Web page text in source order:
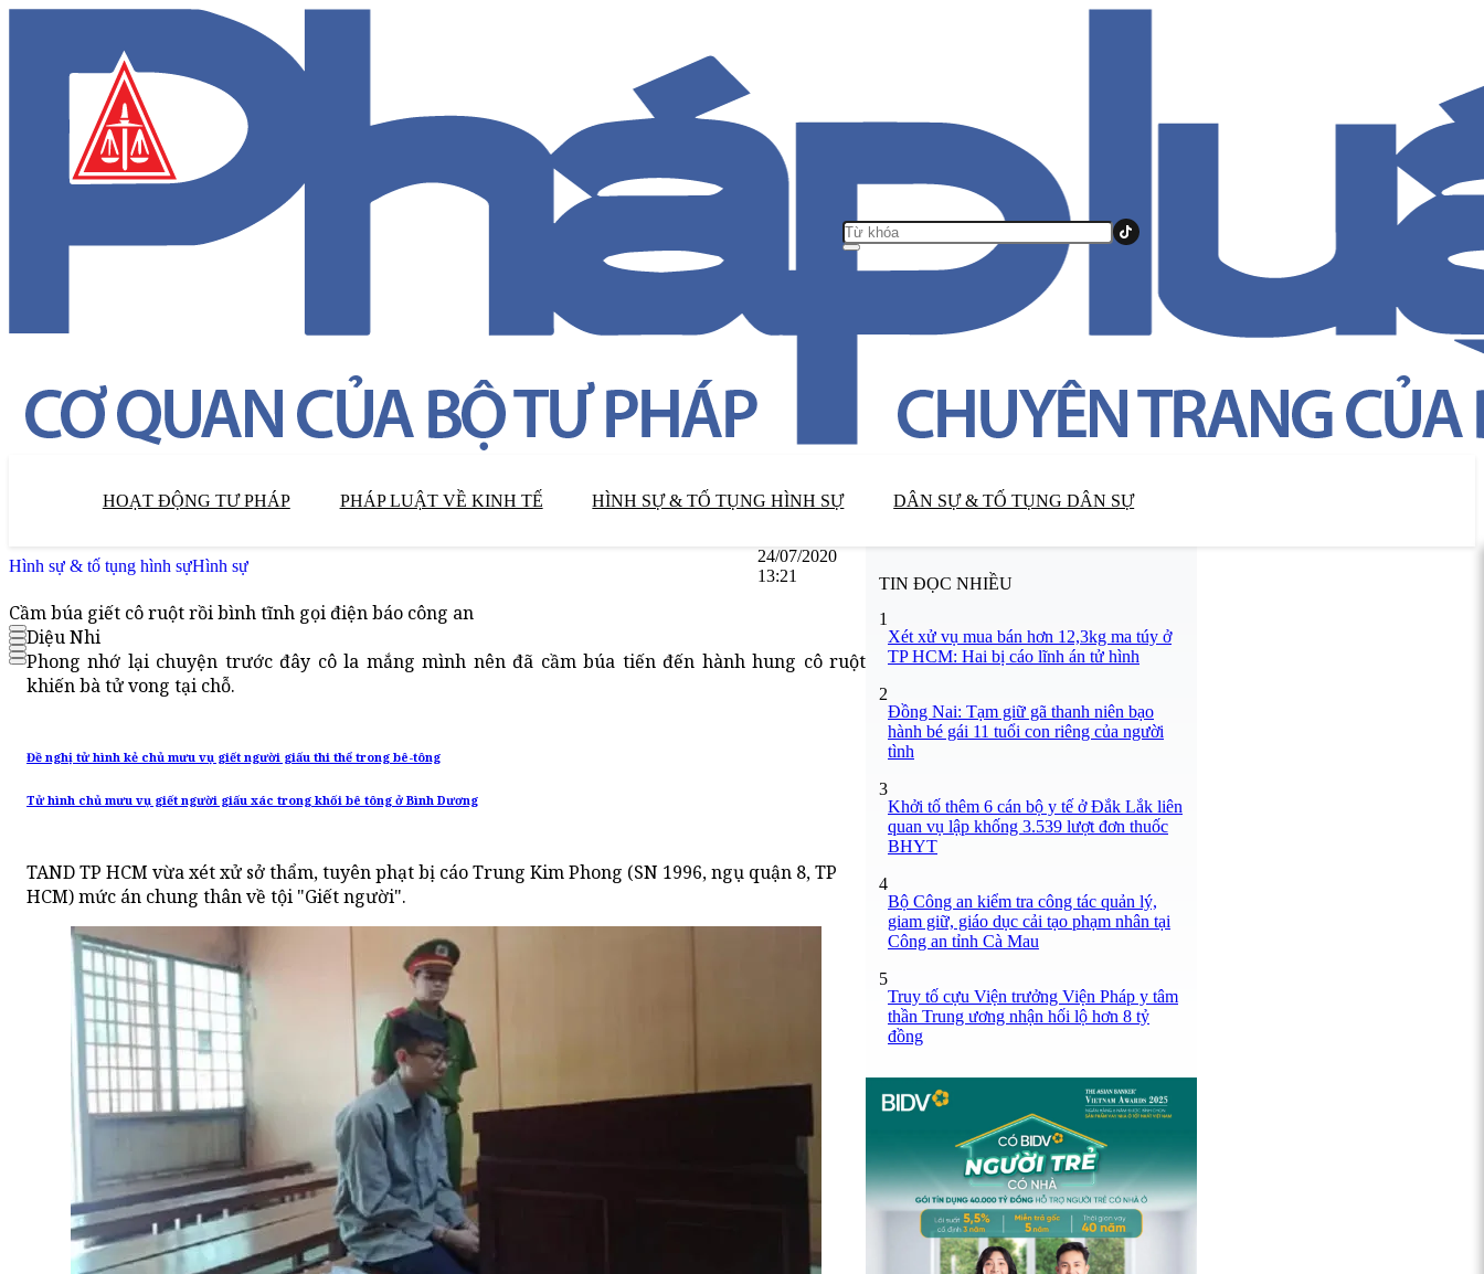
HOẠT ĐỘNG TƯ PHÁP PHÁP LUẬT VỀ KINH TẾ HÌNH SỰ & TỐ TỤNG HÌNH SỰ DÂN SỰ & TỐ TỤNG DÂN SỰ
Hình sự & tố tụng hình sựHình sự
24/07/2020
13:21
Cầm búa giết cô ruột rồi bình tĩnh gọi điện báo công an
Diệu Nhi
Phong nhớ lại chuyện trước đây cô la mắng mình nên đã cầm búa tiến đến hành hung cô ruột
khiến bà tử vong tại chỗ.
Đề nghị tử hình kẻ chủ mưu vụ giết người giấu thi thể trong bê-tông
Tử hình chủ mưu vụ giết người giấu xác trong khối bê tông ở Bình Dương
TAND TP HCM vừa xét xử sở thẩm, tuyên phạt bị cáo Trung Kim Phong (SN 1996, ngụ quận 8, TP
HCM) mức án chung thân về tội "Giết người".
TIN ĐỌC NHIỀU
1
Xét xử vụ mua bán hơn 12,3kg ma túy ở
TP HCM: Hai bị cáo lĩnh án tử hình
2
Đồng Nai: Tạm giữ gã thanh niên bạo
hành bé gái 11 tuổi con riêng của người
tình
3
Khởi tố thêm 6 cán bộ y tế ở Đắk Lắk liên
quan vụ lập khống 3.539 lượt đơn thuốc
BHYT
4
Bộ Công an kiểm tra công tác quản lý,
giam giữ, giáo dục cải tạo phạm nhân tại
Công an tỉnh Cà Mau
5
Truy tố cựu Viện trưởng Viện Pháp y tâm
thần Trung ương nhận hối lộ hơn 8 tỷ
đồng